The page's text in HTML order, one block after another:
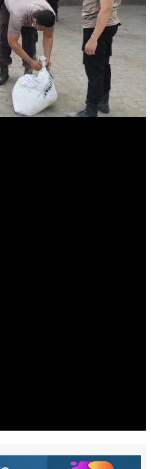
pengamanan Pemilihan Suara
Pilkada Serentak
November 27, 2024